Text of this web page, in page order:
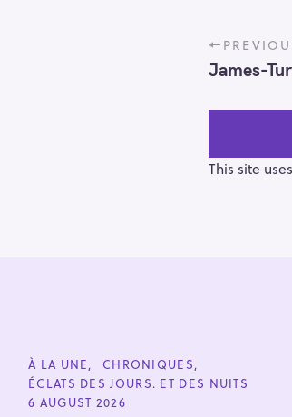
P
o
s
t
v
James-
This site
C
A
T
E
À LA UNE
CHRONIQUES
ÉCLATS DES JOURS. ET DES NUITS
6 AUGUST 2026
a
r